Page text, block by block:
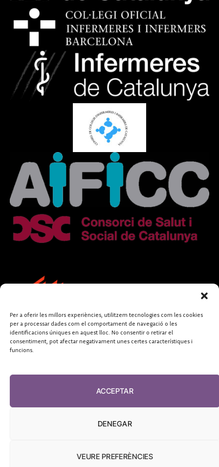
Per a oferir les millors experiències, utilitzem tecnologies com les cookies
per a processar dades com el comportament de navegació o les
identificacions úniques en aquest lloc. No consentir o retirar el
consentiment, pot afectar negativament unes certes característiques i
funcions.
ACCEPTAR
DENEGAR
VEURE PREFERÈNCIES
FUNDACIÓ